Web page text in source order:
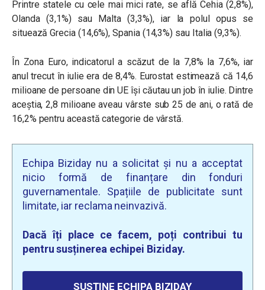
Printre statele cu cele mai mici rate, se află Cehia (2,8%),
Olanda (3,1%) sau Malta (3,3%), iar la polul opus se
situează Grecia (14,6%), Spania (14,3%) sau Italia (9,3%).
În Zona Euro, indicatorul a scăzut de la 7,8% la 7,6%, iar
anul trecut în iulie era de 8,4%. Eurostat estimează că 14,6
milioane de persoane din UE își căutau un job în iulie. Dintre
aceștia, 2,8 milioane aveau vârste sub 25 de ani, o rată de
16,2% pentru această categorie de vârstă.
Echipa Biziday nu a solicitat și nu a acceptat
nicio formă de finanțare din fonduri
guvernamentale. Spațiile de publicitate sunt
limitate, iar reclama neinvazivă.
Dacă îți place ce facem, poți contribui tu
pentru susținerea echipei Biziday.
SUSȚINE ECHIPA BIZIDAY